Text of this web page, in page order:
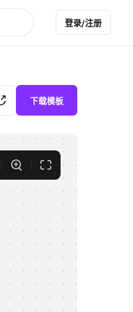
登录/注册
下载模板